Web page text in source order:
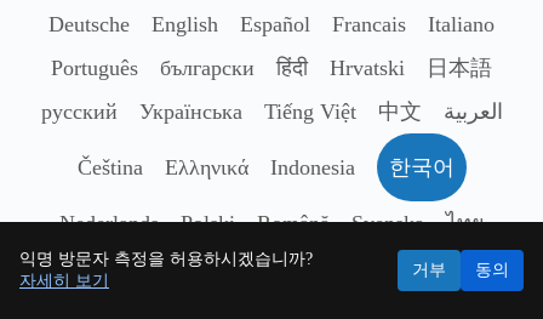
익명 방문자 측정을 허용하시겠습니까?
자세히 보기
거부 동의
Deutsche English Español Francais
Italiano
Português
български हिंदी Hrvatski
日本語
русский
Українська Tiếng Việt 中文 العربية
Čeština Ελληνικά Indonesia 한국어
Nederlands Polski Română Svenska
ไทย
Türkçe